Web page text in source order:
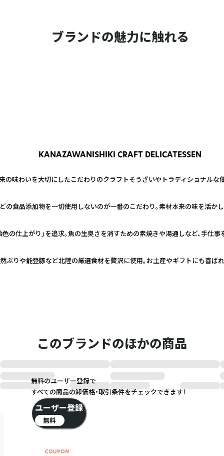
ブランドの魅力に触れる
KANAZAWANISHIKI CRAFT DELICATESSEN
の味わいを大切にしたこだわりのクラフトそうざいやトラディショナルな
の食品添加物を一切使用しないのが一番のこだわり。素材本来の味を活か
の仕上がり」を追求。魚の生臭さを消すための素焼きや湯通しなど、手仕
ぶりや能登豚など北陸の厳選食材を贅沢に使用。お土産やギフトにも喜ば
このブランドのほかの商品
無料のユーザー登録で
すべての商品の卸価格・取引条件をチェックできます！
ユーザー登録
無料